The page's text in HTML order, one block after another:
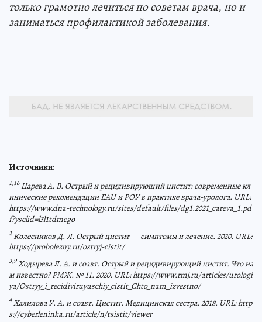
только грамотно лечиться по советам врача, но и
заниматься профилактикой заболевания.
Источники:
1,16Царева А. В. Острый и рецидивирующий цистит: современные кл
инические рекомендации EAU и РОУ в практике врача-уролога. URL:
https://www.dna-technology.ru/sites/default/files/dg1.2021_careva_1.pd
f?ysclid=l3l1tdmcgo
2Колесников Д. Л. Острый цистит — симптомы и лечение. 2020. URL:
https://probolezny.ru/ostryj-cistit/
3,9Ходырева Л. А. и соавт. Острый и рецидивирующий цистит. Что на
м известно? РМЖ. № 11. 2020. URL: https://www.rmj.ru/articles/urologi
ya/Ostryy_i_recidiviruyuschiy_cistit_Chto_nam_izvestno/
4Халилова У. А. и соавт. Цистит. Медицинская сестра. 2018. URL: http
s://cyberleninka.ru/article/n/tsistit/viewer